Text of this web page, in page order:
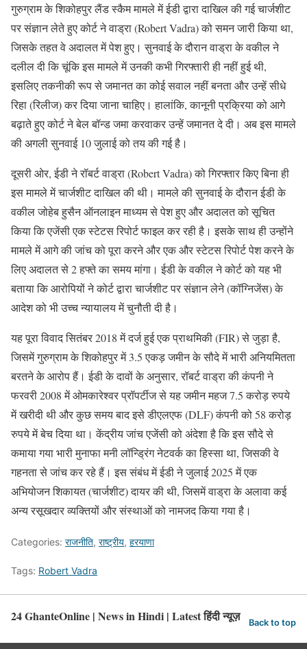
गुरुग्राम के शिकोहपुर लैंड स्कैम मामले में ईडी द्वारा दाखिल की गई चार्जशीट
पर संज्ञान लेते हुए कोर्ट ने वाड्रा (Robert Vadra) को समन जारी किया था,
जिसके तहत वे अदालत में पेश हुए। सुनवाई के दौरान वाड्रा के वकील ने
दलील दी कि चूंकि इस मामले में उनकी कभी गिरफ्तारी ही नहीं हुई थी,
इसलिए तकनीकी रूप से जमानत का कोई सवाल नहीं बनता और उन्हें सीधे
रिहा (रिलीज) कर दिया जाना चाहिए। हालांकि, कानूनी प्रक्रिया को आगे
बढ़ाते हुए कोर्ट ने बेल बॉन्ड जमा करवाकर उन्हें जमानत दे दी। अब इस मामले
की अगली सुनवाई 10 जुलाई को तय की गई है।
दूसरी ओर, ईडी ने रॉबर्ट वाड्रा (Robert Vadra) को गिरफ्तार किए बिना ही
इस मामले में चार्जशीट दाखिल की थी। मामले की सुनवाई के दौरान ईडी के
वकील जोहेब हुसैन ऑनलाइन माध्यम से पेश हुए और अदालत को सूचित
किया कि एजेंसी एक स्टेटस रिपोर्ट फाइल कर रही है। इसके साथ ही उन्होंने
मामले में आगे की जांच को पूरा करने और एक और स्टेटस रिपोर्ट पेश करने के
लिए अदालत से 2 हफ्ते का समय मांगा। ईडी के वकील ने कोर्ट को यह भी
बताया कि आरोपियों ने कोर्ट द्वारा चार्जशीट पर संज्ञान लेने (कॉग्निजेंस) के
आदेश को भी उच्च न्यायालय में चुनौती दी है।
यह पूरा विवाद सितंबर 2018 में दर्ज हुई एक प्राथमिकी (FIR) से जुड़ा है,
जिसमें गुरुग्राम के शिकोहपुर में 3.5 एकड़ जमीन के सौदे में भारी अनियमितता
बरतने के आरोप हैं। ईडी के दावों के अनुसार, रॉबर्ट वाड्रा की कंपनी ने
फरवरी 2008 में ओमकारेश्वर प्रॉपर्टीज से यह जमीन महज 7.5 करोड़ रुपये
में खरीदी थी और कुछ समय बाद इसे डीएलएफ (DLF) कंपनी को 58 करोड़
रुपये में बेच दिया था। केंद्रीय जांच एजेंसी को अंदेशा है कि इस सौदे से
कमाया गया भारी मुनाफा मनी लॉन्ड्रिंग नेटवर्क का हिस्सा था, जिसकी वे
गहनता से जांच कर रहे हैं। इस संबंध में ईडी ने जुलाई 2025 में एक
अभियोजन शिकायत (चार्जशीट) दायर की थी, जिसमें वाड्रा के अलावा कई
अन्य रसूखदार व्यक्तियों और संस्थाओं को नामजद किया गया है।
Categories: राजनीति, राष्ट्रीय, हरयाणा
Tags: Robert Vadra
24 GhanteOnline | News in Hindi | Latest हिंदी न्यूज़ Back to top